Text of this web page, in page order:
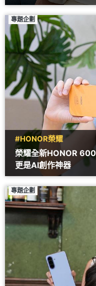
專題企劃
#HONOR榮耀
榮耀全新HONOR
更是AI創作神器
專題企劃